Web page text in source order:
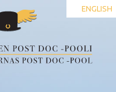
ENGLISH